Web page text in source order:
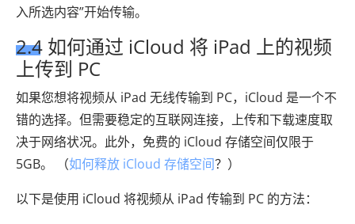
入所选内容”开始传输。
2.4 如何通过 iCloud 将 iPad 上的视频
上传到 PC
如果您想将视频从 iPad 无线传输到 PC，iCloud 是一个不
错的选择。但需要稳定的互联网连接，上传和下载速度取
决于网络状况。此外，免费的 iCloud 存储空间仅限于
5GB。 （如何释放 iCloud 存储空间？）
以下是使用 iCloud 将视频从 iPad 传输到 PC 的方法：